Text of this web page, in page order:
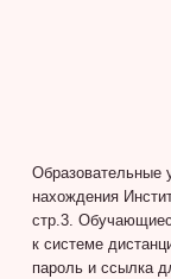
Образовательные
нахождения
стр.3.
к системе
пароль и ссылка